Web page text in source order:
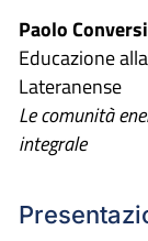
Paolo Conversi
Educazione
Lateranense
Le comunità
integrale